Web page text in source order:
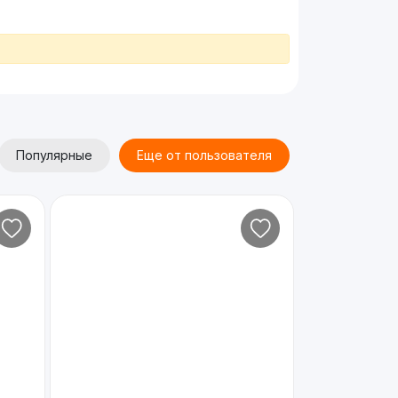
Популярные Еще от пользователя